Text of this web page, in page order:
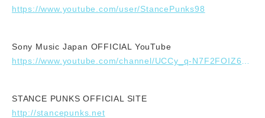
https://www.youtube.com/user/StancePunks98
Sony Music Japan OFFICIAL YouTube
STANCE PUNKS OFFICIAL SITE
http://stancepunks.net